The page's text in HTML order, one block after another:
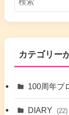
カテゴリー
100周年プ
DIARY (22)